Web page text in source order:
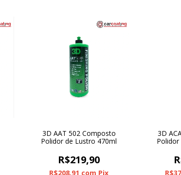
3D AAT 502 Composto
Polidor de Lustro 470ml
R$219,90
R$208,91 com Pix
3D
Polidor